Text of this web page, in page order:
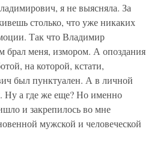
я не выясняла. За
столько, что уже никаких
Так что Владимир
брал меня, измором. А опоздания
на которой, кстати,
был пунктуален. А в личной
Ну а где же еще? Но именно
и закрепилось во мне
мужской и человеческой